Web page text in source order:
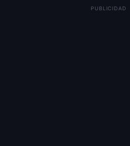
PUBLICIDAD